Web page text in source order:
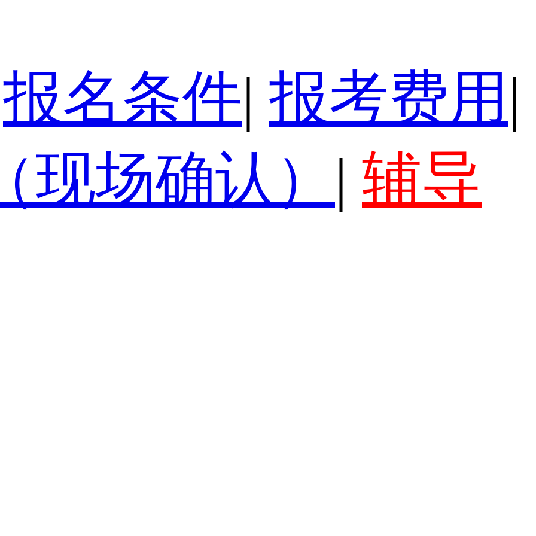
报名条件| 报考费用 |
场确认） | 辅导